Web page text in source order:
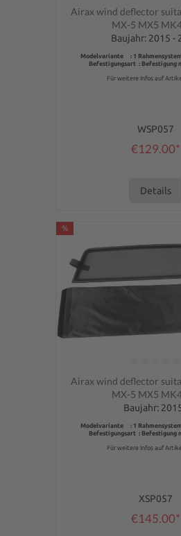
Average rating of 0 out of 5
Airax wind deflector
MX-5 MX5
Baujahr: 2015 -
Modelvariante : 1
Befestigungsart : Befestigung
Für weitere Infos auf
WSP057
€129.00*
Details
%
Average rating of 0 out of 5
Airax wind deflector
MX-5 MX5
Baujahr:
Modelvariante : 1
Befestigungsart : Befestigung
Für weitere Infos auf
XSP057
€145.00*